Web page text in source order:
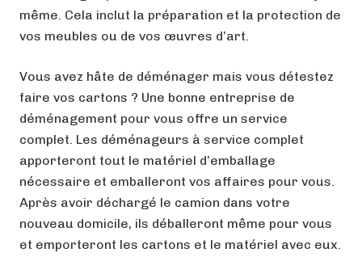
même. Cela inclut la préparation et la protection de
vos meubles ou de vos œuvres d’art.
Vous avez hâte de déménager mais vous détestez
faire vos cartons ? Une bonne entreprise de
déménagement pour vous offre un service
complet. Les déménageurs à service complet
apporteront tout le matériel d’emballage
nécessaire et emballeront vos affaires pour vous.
Après avoir déchargé le camion dans votre
nouveau domicile, ils déballeront même pour vous
et emporteront les cartons et le matériel avec eux.